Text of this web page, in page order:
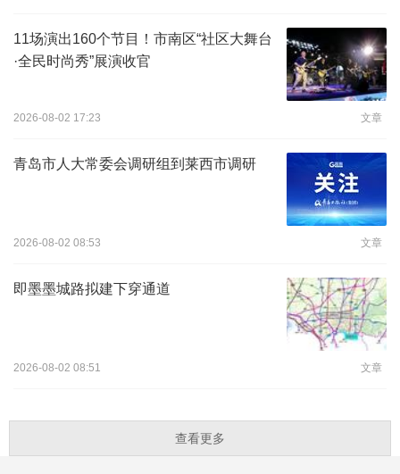
11场演出160个节目！市南区“社区大舞台
·全民时尚秀”展演收官
2026-08-02 17:23 文章
青岛市人大常委会调研组到莱西市调研
2026-08-02 08:53 文章
即墨墨城路拟建下穿通道
2026-08-02 08:51 文章
查看更多